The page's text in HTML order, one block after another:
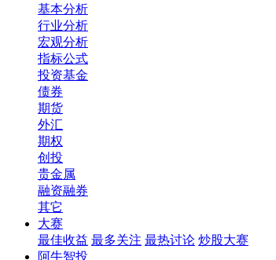
基本分析
行业分析
宏观分析
指标公式
投资基金
债券
期货
外汇
期权
创投
贵金属
融资融券
其它
大赛
最佳收益 最多关注 最热讨论 炒股大赛
阿牛智投